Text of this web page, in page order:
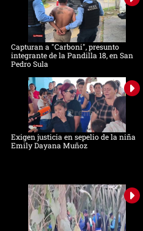
Capturan a "Carboni", presunto
integrante de la Pandilla 18, en San
Pedro Sula
Exigen justicia en sepelio de la niña
Emily Dayana Muñoz